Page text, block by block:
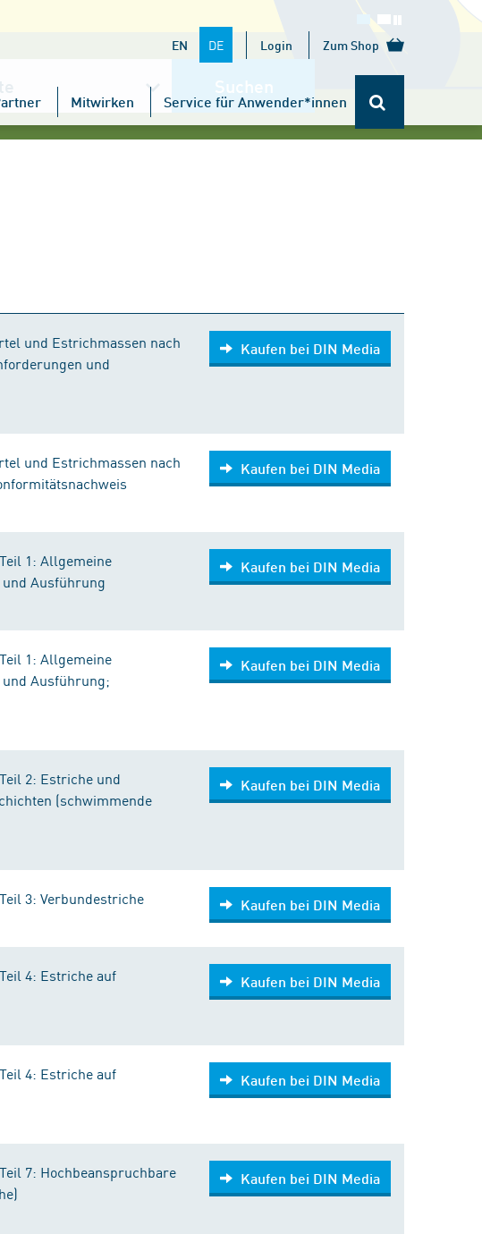
EN DE Login Zum Shop
Mitwirken Service für Anwender*innen
Suchen
und Estrichmassen nach
und
Kaufen bei DIN Media
und Estrichmassen nach
Kaufen bei DIN Media
1: Allgemeine
Ausführung
Kaufen bei DIN Media
1: Allgemeine
Ausführung;
Kaufen bei DIN Media
2: Estriche und
(schwimmende
Kaufen bei DIN Media
3: Verbundestriche Kaufen bei DIN Media
4: Estriche auf
Kaufen bei DIN Media
4: Estriche auf
Kaufen bei DIN Media
7: Hochbeanspruchbare
Kaufen bei DIN Media